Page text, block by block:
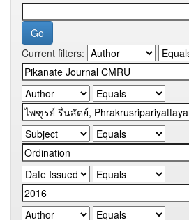
Current filters: